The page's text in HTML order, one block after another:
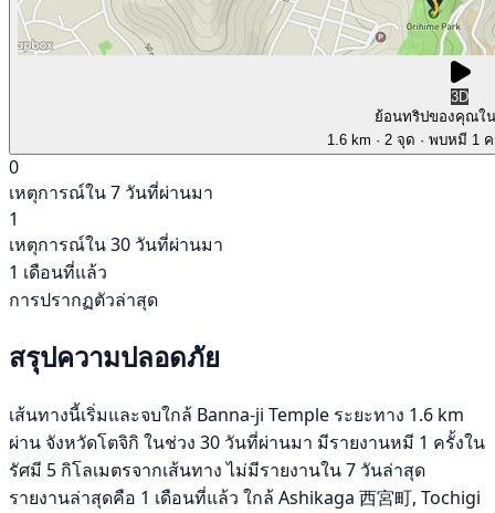
3D
ย้อนทริปของคุณใ
1.6 km · 2 จุด · พบหมี 1
0
เหตุการณ์ใน 7 วันที่ผ่านมา
1
เหตุการณ์ใน 30 วันที่ผ่านมา
1 เดือนที่แล้ว
การปรากฏตัวล่าสุด
สรุปความปลอดภัย
เส้นทางนี้เริ่มและจบใกล้ Banna-ji Temple ระยะทาง 1.6 km
ผ่าน จังหวัดโตจิกิ ในช่วง 30 วันที่ผ่านมา มีรายงานหมี 1 ครั้งใน
รัศมี 5 กิโลเมตรจากเส้นทาง ไม่มีรายงานใน 7 วันล่าสุด
รายงานล่าสุดคือ 1 เดือนที่แล้ว ใกล้ Ashikaga 西宮町, Tochigi